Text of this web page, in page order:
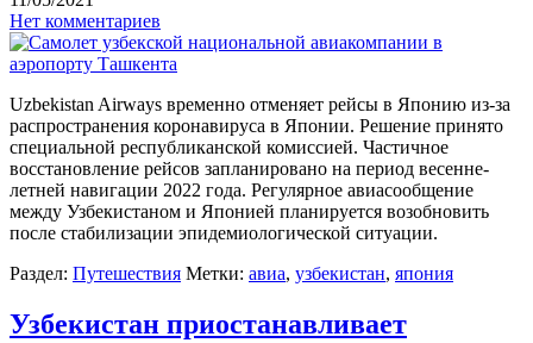
Нет комментариев
Uzbekistan Airways временно отменяет рейсы в Японию из-за
распространения коронавируса в Японии. Решение принято
специальной республиканской комиссией. Частичное
восстановление рейсов запланировано на период весенне-
летней навигации 2022 года. Регулярное авиасообщение
между Узбекистаном и Японией планируется возобновить
после стабилизации эпидемиологической ситуации.
Раздел: Путешествия Метки: авиа, узбекистан, япония
Узбекистан приостанавливает